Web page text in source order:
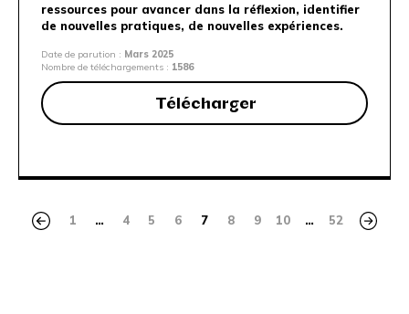
ressources pour avancer dans la réflexion, identifier
de nouvelles pratiques, de nouvelles expériences.
Date de parution : Mars 2025
Nombre de téléchargements : 1586
Télécharger
1 … 4 5 6 7 8 9 10 … 52